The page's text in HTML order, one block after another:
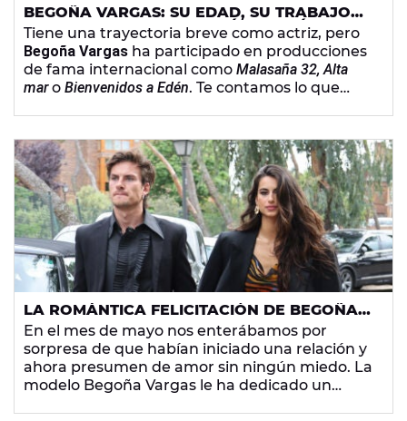
BEGOÑA VARGAS: SU EDAD, SU TRABAJO
COMO ACTRIZ, SU RELACIÓN CON ÓSCAR
CASAS Y SU ACTUAL PAREJA
Tiene una trayectoria breve como actriz, pero
Begoña Vargas ha participado en producciones
de fama internacional como Malasaña 32, Alta
maro Bienvenidos a Edén. Te contamos lo que
LA ROMÁNTICA FELICITACIÓN DE BEGOÑA
VARGAS A SU NOVIO, EL CANTANTE
ANDRÉS CEBALLOS
En el mes de mayo nos enterábamos por
sorpresa de que habían iniciado una relación y
ahora presumen de amor sin ningún miedo. La
modelo Begoña Vargas le ha dedicado un